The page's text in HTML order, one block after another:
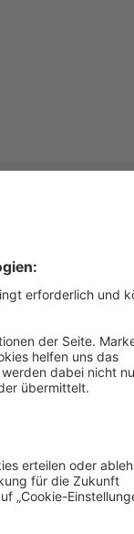
E-Motor
bereits auf
E-Motor
bereits auf